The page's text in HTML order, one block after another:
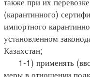
(карантинного)
импортного
установленном
Казахстан;
1-1) применять
меры в отношении